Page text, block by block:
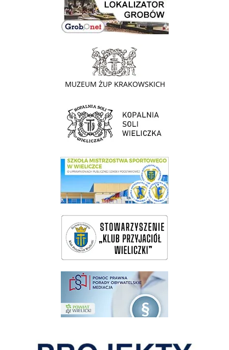
link do strony - Muzeum Żup Krakowskich Wieliczka
link do strony Kopalni Soli Wieliczka
link do SMS Wieliczka
wieliczka-wieliczanie na bis
pomoc prawna wieliczka